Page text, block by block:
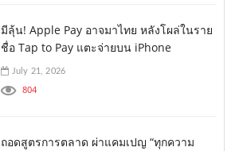
มีลุ้น! Apple Pay อาจมาไทย หลังโผล่ในราย
ชื่อ Tap to Pay แตะจ่ายบน iPhone
July 21, 2026
804
ถอดสูตรการตลาด ผ่าแคมเปญ “ทุกความ